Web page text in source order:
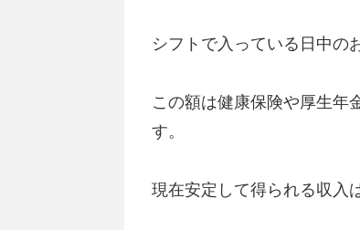
シフトで入っている日中の
この額は健康保険や厚生年
す。
現在安定して得られる収入